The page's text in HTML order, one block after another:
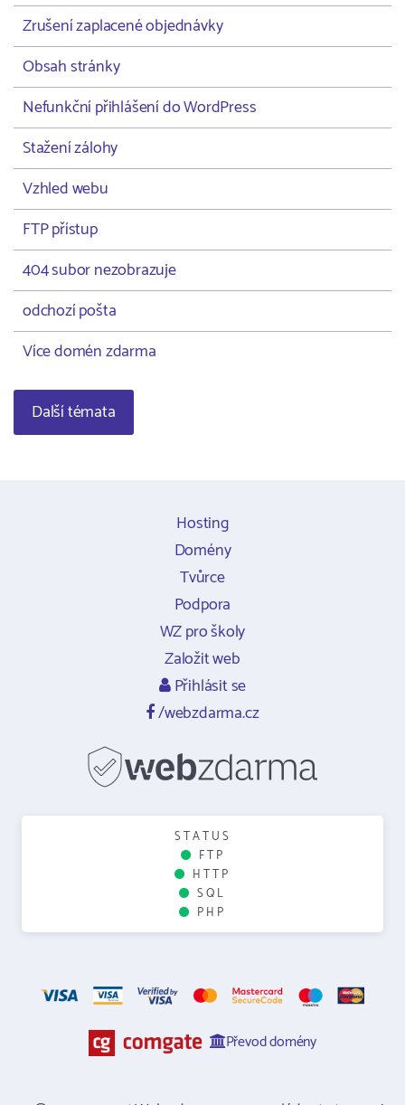
Zrušení zaplacené objednávky
Obsah stránky
Nefunkční přihlášení do WordPress
Stažení zálohy
Vzhled webu
FTP přístup
404 subor nezobrazuje
odchozí pošta
Více domén zdarma
Další témata
Hosting
Domény
Tvůrce
Podpora
WZ pro školy
Založit web
Přihlásit se
/webzdarma.cz
STATUS
FTP
HTTP
SQL
PHP
Převod domény